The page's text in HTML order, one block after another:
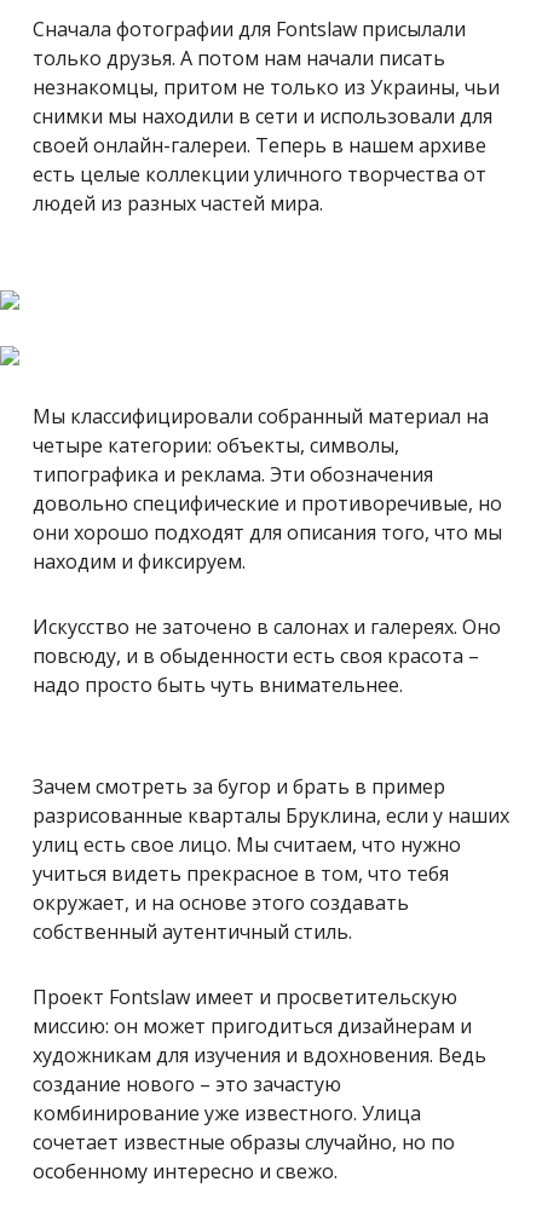
Сначала фотографии для Fontslaw присылали
только друзья. А потом нам начали писать
незнакомцы, притом не только из Украины, чьи
снимки мы находили в сети и использовали для
своей онлайн-галереи. Теперь в нашем архиве
есть целые коллекции уличного творчества от
людей из разных частей мира.
Мы классифицировали собранный материал на
четыре категории: объекты, символы,
типографика и реклама. Эти обозначения
довольно специфические и противоречивые, но
они хорошо подходят для описания того, что мы
находим и фиксируем.
Искусство не заточено в салонах и галереях. Оно
повсюду, и в обыденности есть своя красота –
надо просто быть чуть внимательнее.
Зачем смотреть за бугор и брать в пример
разрисованные кварталы Бруклина, если у наших
улиц есть свое лицо. Мы считаем, что нужно
учиться видеть прекрасное в том, что тебя
окружает, и на основе этого создавать
собственный аутентичный стиль.
Проект Fontslaw имеет и просветительскую
миссию: он может пригодиться дизайнерам и
художникам для изучения и вдохновения. Ведь
создание нового – это зачастую
комбинирование уже известного. Улица
сочетает известные образы случайно, но по
особенному интересно и свежо.